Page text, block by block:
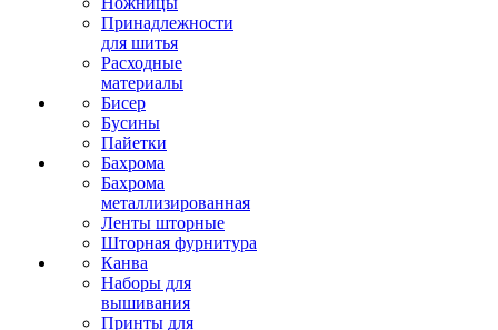
Принадлежности
для шитья
Расходные
материалы
Бисер
Бусины
Пайетки
Бахрома
Бахрома
металлизированная
Ленты шторные
Шторная фурнитура
Канва
Наборы для
вышивания
Принты для